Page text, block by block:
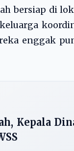
bersiap di
enggak
Kepala